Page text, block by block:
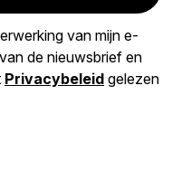
van mijn e-
de nieuwsbrief en
Privacybeleid gelezen